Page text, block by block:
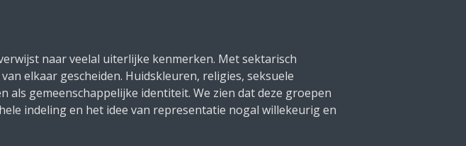
naar veelal uiterlijke kenmerken. Met sektarisch
elkaar gescheiden. Huidskleuren, religies, seksuele
gemeenschappelijke identiteit. We zien dat deze groepen
indeling en het idee van representatie nogal willekeurig en